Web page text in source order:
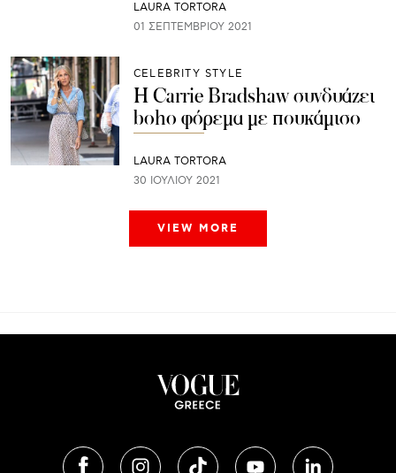
LAURA TORTORA
01 ΣΕΠΤΕΜΒΡΊΟΥ 2021
CELEBRITY STYLE
H Carrie Bradshaw συνδυάζει
boho φόρεμα με πουκάμισο
LAURA TORTORA
30 ΙΟΥΛΊΟΥ 2021
VIEW MORE